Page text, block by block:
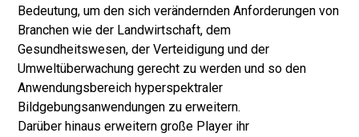
Bedeutung, um den sich verändernden Anforderungen von
Branchen wie der Landwirtschaft, dem
Gesundheitswesen, der Verteidigung und der
Umweltüberwachung gerecht zu werden und so den
Anwendungsbereich hyperspektraler
Bildgebungsanwendungen zu erweitern.
Darüber hinaus erweitern große Player ihr